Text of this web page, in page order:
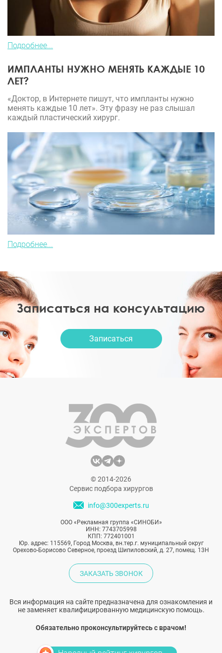
Подробнее...
ИМПЛАНТЫ НУЖНО МЕНЯТЬ КАЖДЫЕ 10
ЛЕТ?
«Доктор, в Интернете пишут, что импланты нужно
менять каждые 10 лет». Эту фразу не раз слышал
каждый пластический хирург.
Подробнее...
Записаться на консультацию
Записаться
© 2014-2026
Сервис подбора хирургов
info@300experts.ru
ООО «Рекламная группа «СИНОБИ»
ИНН: 7743705998
КПП: 772401001
Юр. адрес: 115569, Город Москва, вн.тер.г. муниципальный округ
Орехово-Борисово Северное, проезд Шипиловский, д. 27, помещ. 13Н
ЗАКАЗАТЬ ЗВОНОК
Вся информация на сайте предназначена для ознакомления и
не заменяет квалифицированную медицинскую помощь.
Обязательно проконсультируйтесь с врачом!